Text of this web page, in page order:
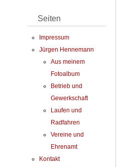
Seiten
Impressum
Jürgen Hennemann
Aus meinem
Fotoalbum
Betrieb und
Gewerkschaft
Laufen und
Radfahren
Vereine und
Ehrenamt
Kontakt